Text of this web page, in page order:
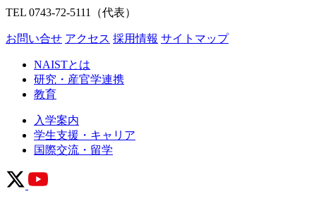
TEL 0743-72-5111（代表）
お問い合せ アクセス 採用情報 サイトマップ
NAISTとは
研究・産官学連携
教育
入学案内
学生支援・キャリア
国際交流・留学